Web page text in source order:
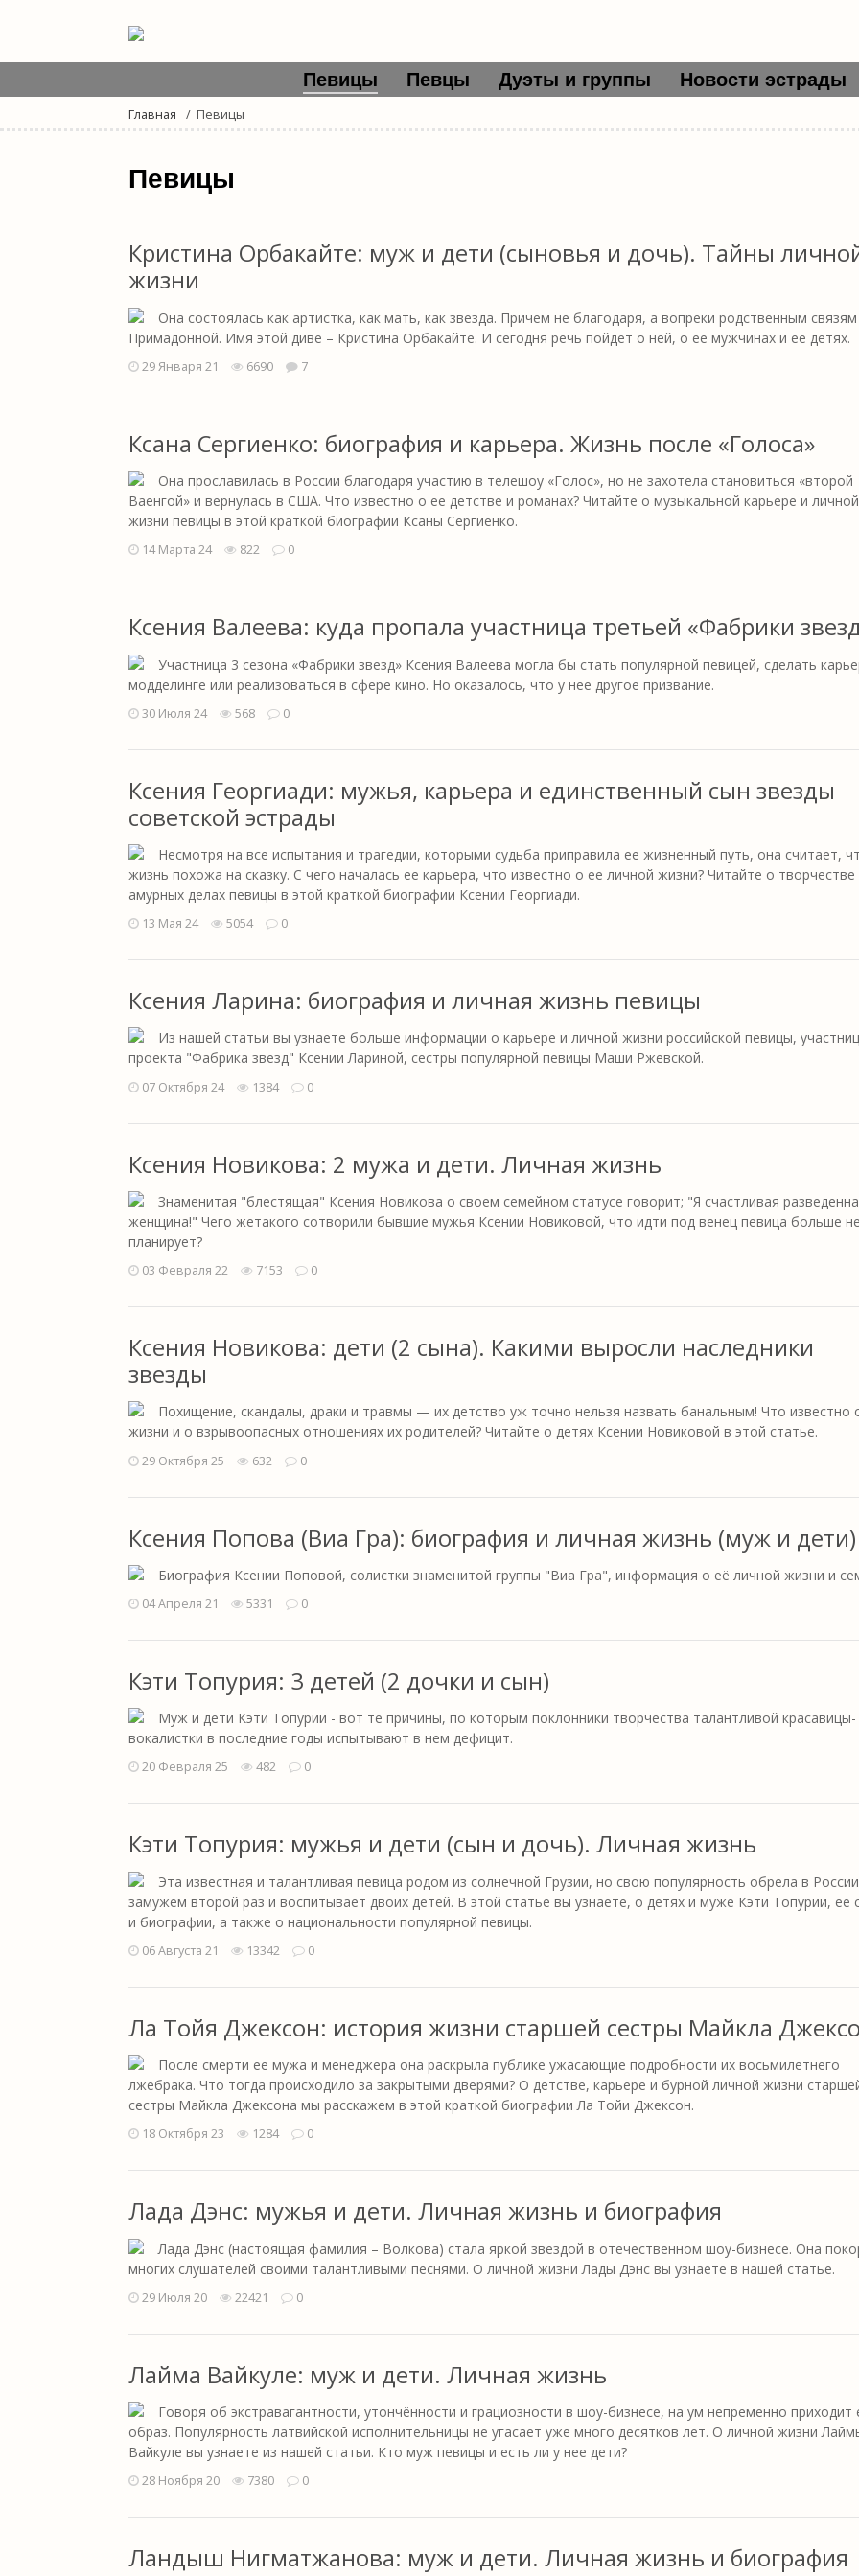
Певицы Певцы Дуэты и группы Новости эстрады
Главная Певицы
Певицы
Кристина Орбакайте: муж и дети (сыновья и дочь). Тайны
жизни
Она состоялась как артистка, как мать, как звезда. Причем не благодаря, а вопреки родственным
Примадонной. Имя этой диве – Кристина Орбакайте. И сегодня речь пойдет о ней, о ее мужчинах и ее детях.
29 Января 21 6690 7
Ксана Сергиенко: биография и карьера. Жизнь после «Голоса»
Она прославилась в России благодаря участию в телешоу «Голос», но не захотела становиться «второй
Ваенгой» и вернулась в США. Что известно о ее детстве и романах? Читайте о музыкальной карьере и личной
жизни певицы в этой краткой биографии Ксаны Сергиенко.
14 Марта 24 822 0
Ксения Валеева: куда пропала участница третьей «Фабрики
Участница 3 сезона «Фабрики звезд» Ксения Валеева могла бы стать популярной певицей, сделать
модделинге или реализоваться в сфере кино. Но оказалось, что у нее другое призвание.
30 Июля 24 568 0
Ксения Георгиади: мужья, карьера и единственный сын звезды
советской эстрады
Несмотря на все испытания и трагедии, которыми судьба приправила ее жизненный путь, она считает,
жизнь похожа на сказку. С чего началась ее карьера, что известно о ее личной жизни? Читайте о творчестве
амурных делах певицы в этой краткой биографии Ксении Георгиади.
13 Мая 24 5054 0
Ксения Ларина: биография и личная жизнь певицы
Из нашей статьи вы узнаете больше информации о карьере и личной жизни российской певицы,
проекта "Фабрика звезд" Ксении Лариной, сестры популярной певицы Маши Ржевской.
07 Октября 24 1384 0
Ксения Новикова: 2 мужа и дети. Личная жизнь
Знаменитая "блестящая" Ксения Новикова о своем семейном статусе говорит; "Я счастливая
женщина!" Чего жетакого сотворили бывшие мужья Ксении Новиковой, что идти под венец певица больше не
планирует?
03 Февраля 22 7153 0
Ксения Новикова: дети (2 сына). Какими выросли наследники
звезды
Похищение, скандалы, драки и травмы — их детство уж точно нельзя назвать банальным! Что известно
жизни и о взрывоопасных отношениях их родителей? Читайте о детях Ксении Новиковой в этой статье.
29 Октября 25 632 0
Ксения Попова (Виа Гра): биография и личная жизнь (муж и дети)
Биография Ксении Поповой, солистки знаменитой группы "Виа Гра", информация о её личной жизни и
04 Апреля 21 5331 0
Кэти Топурия: 3 детей (2 дочки и сын)
Муж и дети Кэти Топурии - вот те причины, по которым поклонники творчества талантливой красавицы-
вокалистки в последние годы испытывают в нем дефицит.
20 Февраля 25 482 0
Кэти Топурия: мужья и дети (сын и дочь). Личная жизнь
Эта известная и талантливая певица родом из солнечной Грузии, но свою популярность обрела в
замужем второй раз и воспитывает двоих детей. В этой статье вы узнаете, о детях и муже Кэти Топурии, ее
и биографии, а также о национальности популярной певицы.
06 Августа 21 13342 0
Ла Тойя Джексон: история жизни старшей сестры Майкла
После смерти ее мужа и менеджера она раскрыла публике ужасающие подробности их восьмилетнего
лжебрака. Что тогда происходило за закрытыми дверями? О детстве, карьере и бурной личной жизни
сестры Майкла Джексона мы расскажем в этой краткой биографии Ла Тойи Джексон.
18 Октября 23 1284 0
Лада Дэнс: мужья и дети. Личная жизнь и биография
Лада Дэнс (настоящая фамилия – Волкова) стала яркой звездой в отечественном шоу-бизнесе. Она
многих слушателей своими талантливыми песнями. О личной жизни Лады Дэнс вы узнаете в нашей статье.
29 Июля 20 22421 0
Лайма Вайкуле: муж и дети. Личная жизнь
Говоря об экстравагантности, утончённости и грациозности в шоу-бизнесе, на ум непременно приходит
образ. Популярность латвийской исполнительницы не угасает уже много десятков лет. О личной жизни
Вайкуле вы узнаете из нашей статьи. Кто муж певицы и есть ли у нее дети?
28 Ноября 20 7380 0
Ландыш Нигматжанова: муж и дети. Личная жизнь и биография